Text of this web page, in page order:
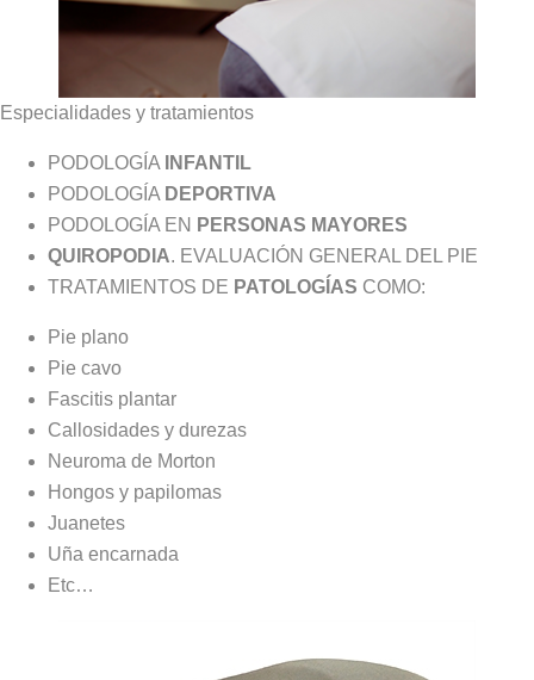
Especialidades y tratamientos
PODOLOGÍA
INFANTIL
PODOLOGÍA DEPORTIVA
PODOLOGÍA EN PERSONAS MAYORES
QUIROPODIA. EVALUACIÓN GENERAL DEL PIE
TRATAMIENTOS DE PATOLOGÍAS COMO:
Pie plano
Pie cavo
Fascitis plantar
Callosidades y durezas
Neuroma de Morton
Hongos y papilomas
Juanetes
Uña encarnada
Etc…